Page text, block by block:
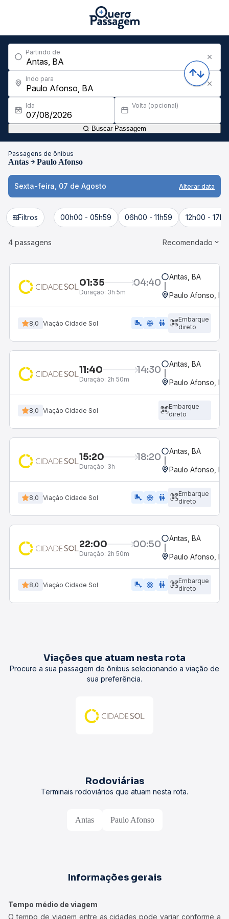
Partindo de
Indo para
Ida Volta (opcional)
Buscar Passagem
Passagens de ônibus
Antas Paulo Afonso
Sexta-feira, 07 de Agosto Alterar data
Filtros 00h00 - 05h59 06h00 - 11h59 12h00 -
4 passagens Recomendado
01:35 04:40
Duração: 3h 5m
Antas, BA
Paulo Afonso, BA
8,0 Viação Cidade Sol airline_seat_legroom_extra ac_unit WC
Embarque
direto
11:40 14:30
Duração: 2h 50m
Antas, BA
Paulo Afonso, BA
8,0 Viação Cidade Sol
Embarque
direto
15:20 18:20
Duração: 3h
Antas, BA
Paulo Afonso, BA
8,0 Viação Cidade Sol airline_seat_legroom_extra ac_unit WC
Embarque
direto
22:00 00:50
Duração: 2h 50m
Antas, BA
Paulo Afonso, BA
8,0 Viação Cidade Sol airline_seat_legroom_extra ac_unit WC
Embarque
direto
Viações que atuam nesta rota
Procure a sua passagem de ônibus selecionando a viação de
sua preferência.
Rodoviárias
Terminais rodoviários que atuam nesta rota.
Antas Paulo Afonso
Informações gerais
Tempo médio de viagem
O tempo de viagem entre as cidades pode variar conforme a